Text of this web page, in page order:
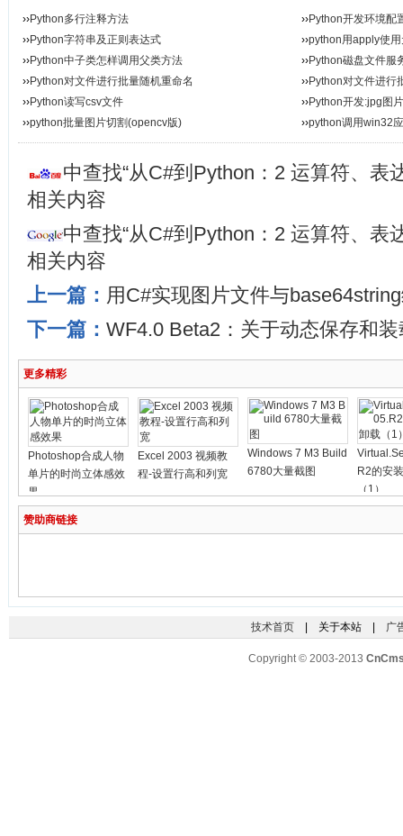
››Python多行注释方法 ››Python开发环境配
››Python字符串及正则表达式 ››python用apply使
››Python中子类怎样调用父类方法 ››Python磁盘文件服
››Python对文件进行批量随机重命名 ››Python对文件进行
››Python读写csv文件 ››Python开发:jpg图
››python批量图片切割(opencv版) ››python调用win32
中查找“从C#到Python：2 运算符、表
相关内容
中查找“从C#到Python：2 运算符、表
相关内容
上一篇： 用C#实现图片文件与
下一篇： WF4.0 Beta2：关于动态保存和
更多精彩
Photoshop合成人物
单片的时尚立体感效
果
Excel 2003 视频教
程-设置行高和列宽
Windows 7 M3 Build
6780大量截图
R2的安
（1）
赞助商链接
技术首页| 关于本站 | 广
Copyright © 2003-2013